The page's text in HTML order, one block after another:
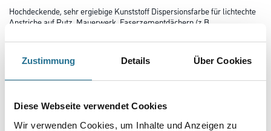
Zustimmung Details Über Cookies
Diese Webseite verwendet Cookies
Wir verwenden Cookies, um Inhalte und Anzeigen zu
Hochdeckende, sehr ergiebige Kunststoff Dispersionsfarbe für lichtechte
Anstriche auf Putz, Mauerwerk, Faserzementdächern (z.B.
Farbtonbezeichnung
Gebinde